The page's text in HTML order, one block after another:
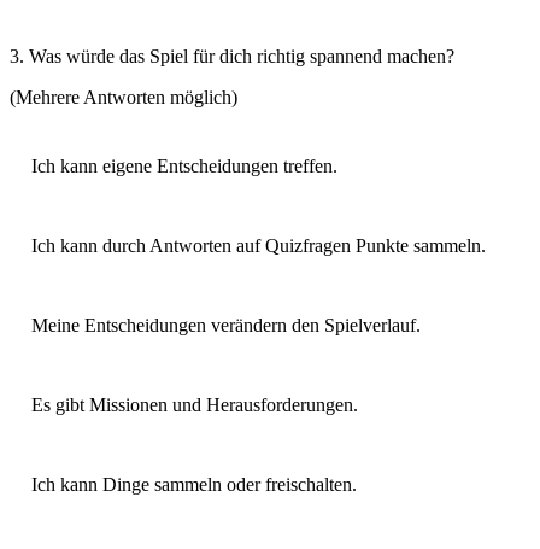
3. Was würde das Spiel für dich richtig spannend machen?
(Mehrere Antworten möglich)
Ich kann eigene Entscheidungen treffen.
Ich kann durch Antworten auf Quizfragen Punkte sammeln.
Meine Entscheidungen verändern den Spielverlauf.
Es gibt Missionen und Herausforderungen.
Ich kann Dinge sammeln oder freischalten.